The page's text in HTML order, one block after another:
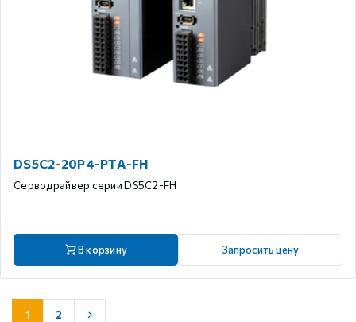
DS5C2-20P4-PTA-FH
Серводрайвер серии DS5C2-FH
В корзину Запросить цену
1 2